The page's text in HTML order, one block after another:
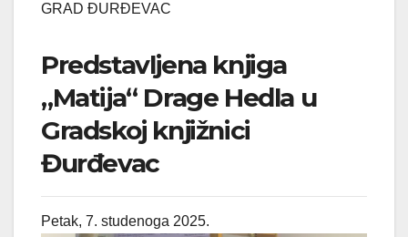
GRAD ĐURĐEVAC
Predstavljena knjiga
„Matija“ Drage Hedla u
Gradskoj knjižnici
Đurđevac
Petak, 7. studenoga 2025.